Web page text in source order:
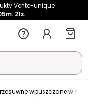
Vente-unique
21s.
wpuszczane w